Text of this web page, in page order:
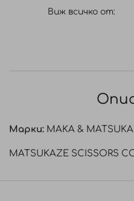
Виж всичко от:
Марки: MAKA &
MATSUKAZE SCISSORS